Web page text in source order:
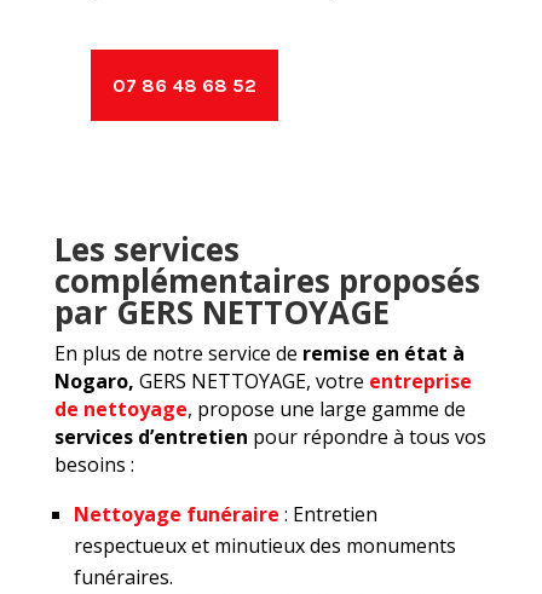
07 86 48 68 52
Les services
complémentaires proposés
par GERS NETTOYAGE
En plus de notre service de remise en état à
Nogaro, GERS NETTOYAGE, votre entreprise
de nettoyage, propose une large gamme de
services d’entretien pour répondre à tous vos
besoins :
Nettoyage funéraire : Entretien
respectueux et minutieux des monuments
funéraires.